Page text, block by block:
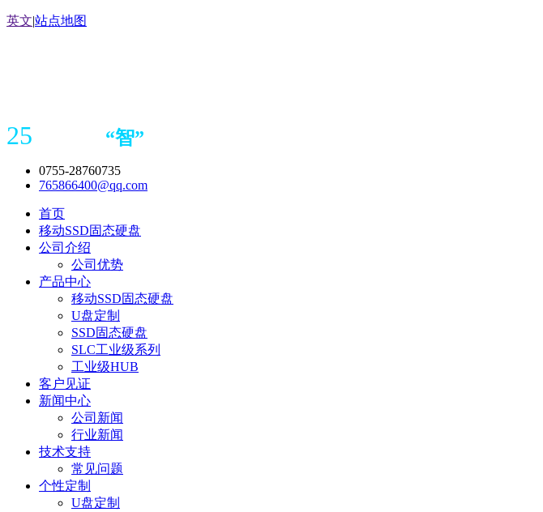
英文|站点地图
25 “智”
0755-28760735
765866400@qq.com
首页
移动SSD固态硬盘
公司介绍
公司优势
产品中心
移动SSD固态硬盘
U盘定制
SSD固态硬盘
SLC工业级系列
工业级HUB
客户见证
新闻中心
公司新闻
行业新闻
技术支持
常见问题
个性定制
U盘定制